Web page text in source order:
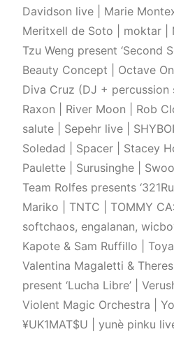
Davidson live | Marie
Meritxell de Soto | moktar |
Tzu Weng present ‘Second
Beauty Concept | Octave
Diva Cruz (DJ + percussion
Raxon | River Moon | Rob
salute | Sepehr live |
Soledad | Spacer | Stacey
Paulette | Surusinghe |
Team Rolfes presents
Mariko | TNTC | TOMMY
softchaos, engalanan,
Kapote & Sam Ruffillo |
Valentina Magaletti &
present ‘Lucha Libre’ |
Violent Magic Orchestra |
¥UK1MAT$U | yunè pinku